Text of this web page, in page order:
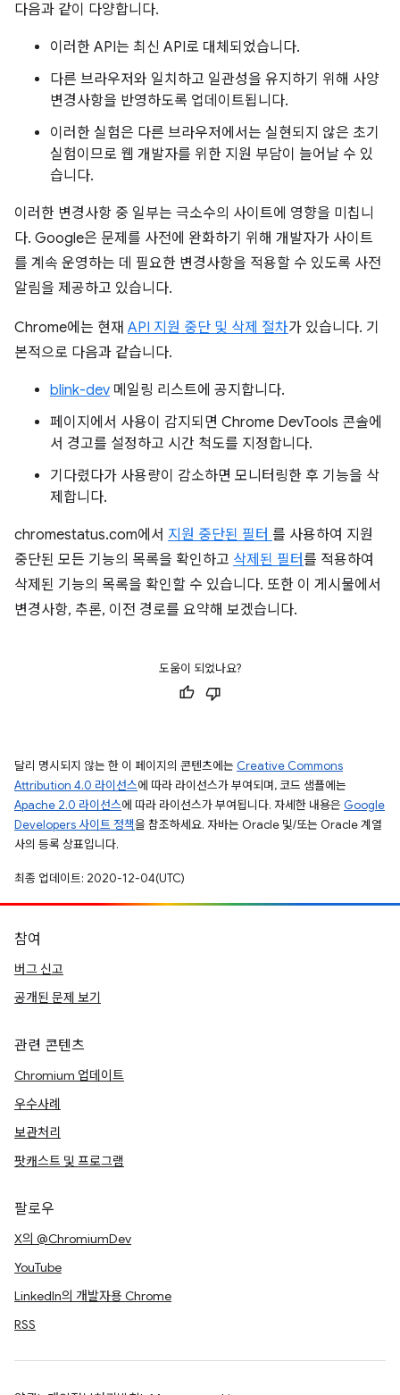
다음과 같이 다양합니다.
이러한 API는 최신 API로 대체되었습니다.
다른 브라우저와 일치하고 일관성을 유지하기 위해 사양
변경사항을 반영하도록 업데이트됩니다.
이러한 실험은 다른 브라우저에서는 실현되지 않은 초기
실험이므로 웹 개발자를 위한 지원 부담이 늘어날 수 있
습니다.
이러한 변경사항 중 일부는 극소수의 사이트에 영향을 미칩니
다. Google은 문제를 사전에 완화하기 위해 개발자가 사이트
를 계속 운영하는 데 필요한 변경사항을 적용할 수 있도록 사전
알림을 제공하고 있습니다.
Chrome에는 현재 API 지원 중단 및 삭제 절차가 있습니다. 기
본적으로 다음과 같습니다.
blink-dev 메일링 리스트에 공지합니다.
페이지에서 사용이 감지되면 Chrome DevTools 콘솔에
서 경고를 설정하고 시간 척도를 지정합니다.
기다렸다가 사용량이 감소하면 모니터링한 후 기능을 삭
제합니다.
chromestatus.com에서 지원 중단된 필터 를 사용하여 지원
중단된 모든 기능의 목록을 확인하고 삭제된 필터를 적용하여
삭제된 기능의 목록을 확인할 수 있습니다. 또한 이 게시물에서
변경사항, 추론, 이전 경로를 요약해 보겠습니다.
도움이 되었나요?
달리 명시되지 않는 한 이 페이지의 콘텐츠에는 Creative Commons
Attribution 4.0 라이선스에 따라 라이선스가 부여되며, 코드 샘플에는
Apache 2.0 라이선스에 따라 라이선스가 부여됩니다. 자세한 내용은 Google
Developers 사이트 정책을 참조하세요. 자바는 Oracle 및/또는 Oracle 계열
사의 등록 상표입니다.
최종 업데이트: 2020-12-04(UTC)
참여
버그 신고
공개된 문제 보기
관련 콘텐츠
Chromium 업데이트
우수사례
보관처리
팟캐스트 및 프로그램
팔로우
X의 @ChromiumDev
YouTube
LinkedIn의 개발자용 Chrome
RSS